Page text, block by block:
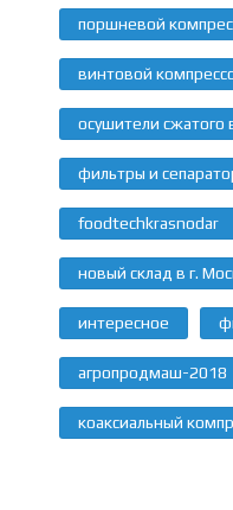
поршневой
винтовой
осушители сжатого
фильтры и
foodtechkrasnodar
новый склад в г.
интересное
агропродмаш-2018
коаксиальный